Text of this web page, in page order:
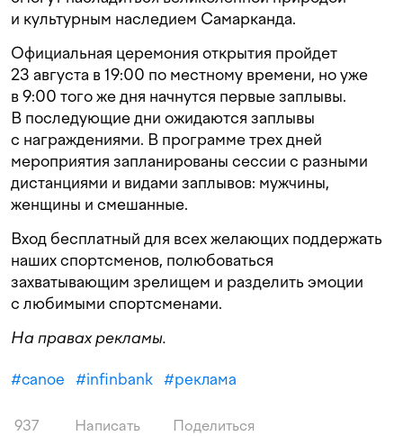
и культурным наследием Самарканда.
Официальная церемония открытия пройдет
23 августа в 19:00 по местному времени, но уже
в 9:00 того же дня начнутся первые заплывы.
В последующие дни ожидаются заплывы
с награждениями. В программе трех дней
мероприятия запланированы сессии с разными
дистанциями и видами заплывов: мужчины,
женщины и смешанные.
Вход бесплатный для всех желающих поддержать
наших спортсменов, полюбоваться
захватывающим зрелищем и разделить эмоции
с любимыми спортсменами.
На правах рекламы.
#canoe #infinbank #реклама
937 Написать Поделиться